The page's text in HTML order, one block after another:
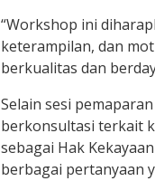
“Workshop ini
keterampilan, dan
berkualitas dan
Selain sesi
berkonsultasi terkait
sebagai Hak
berbagai pertanyaan